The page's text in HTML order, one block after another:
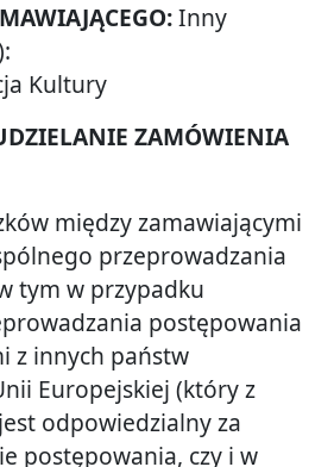
Inny
Kultury
ZAMÓWIENIA
między zamawiającymi
przeprowadzania
tym w przypadku
postępowania
z innych państw
Europejskiej (który z
odpowiedzialny za
postępowania, czy i w